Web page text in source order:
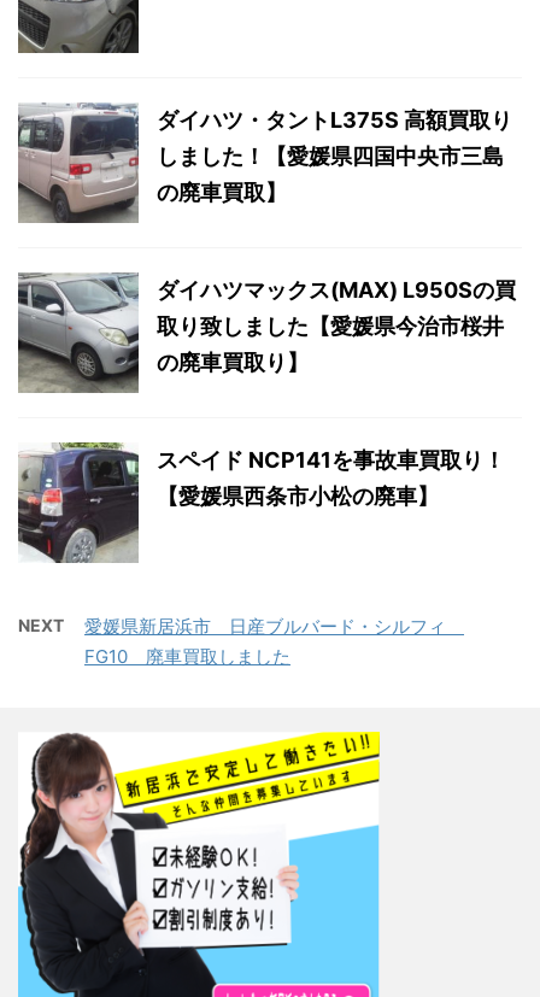
ダイハツ・タントL375S 高額買取り
しました！【愛媛県四国中央市三島
の廃車買取】
ダイハツマックス(MAX) L950Sの買
取り致しました【愛媛県今治市桜井
の廃車買取り】
スペイド NCP141を事故車買取り！
【愛媛県西条市小松の廃車】
NEXT
愛媛県新居浜市 日産ブルバード・シルフィ
FG10 廃車買取しました